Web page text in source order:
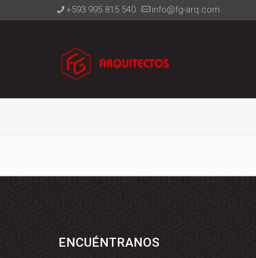
+593 995 815 540 info@fg-arq.com
ENCUÉNTRANOS